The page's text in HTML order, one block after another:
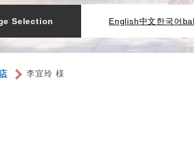
李宜玲 様
Selection English中文한국어